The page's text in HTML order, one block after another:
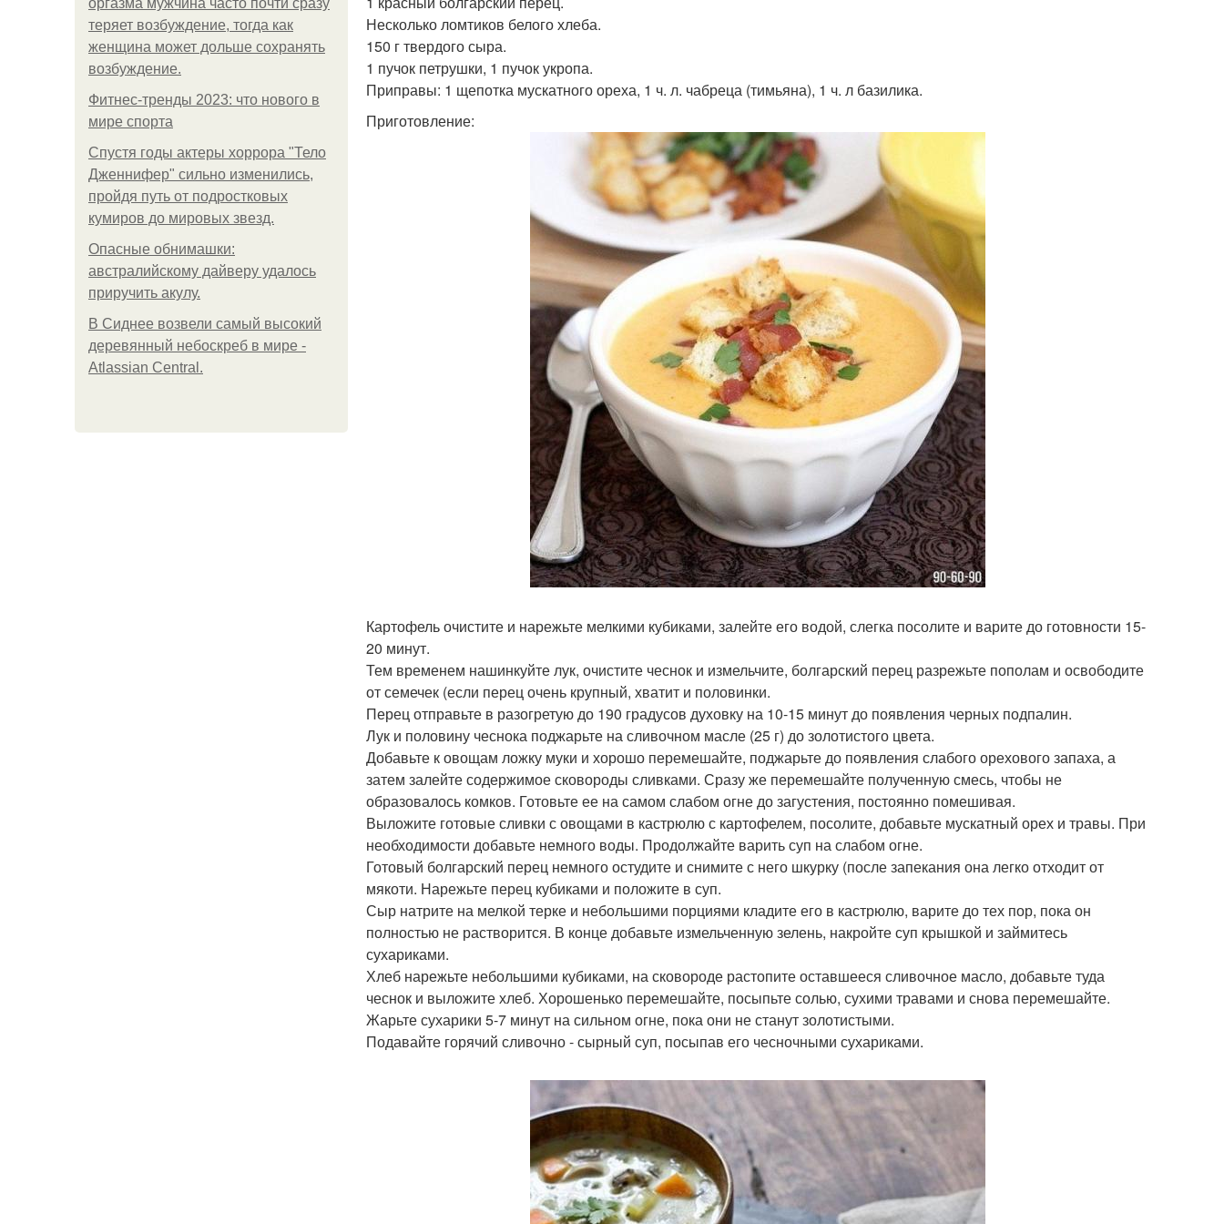
оргазма мужчина часто почти сразу
теряет возбуждение, тогда как
женщина может дольше сохранять
возбуждение.
Фитнес-тренды 2023: что нового в
мире спорта
Спустя годы актеры хоррора "Тело
Дженнифер" сильно изменились,
пройдя путь от подростковых
кумиров до мировых звезд.
Опасные обнимашки:
австралийскому дайверу удалось
приручить акулу.
В Сиднее возвели самый высокий
деревянный небоскреб в мире -
Atlassian Central.
Несколько ломтиков белого хлеба.
150 г твердого сыра.
1 пучок петрушки, 1 пучок укропа.
Приправы: 1 щепотка мускатного ореха, 1 ч. л. чабреца (тимьяна), 1 ч. л базилика.
Приготовление:
Картофель очистите и нарежьте мелкими кубиками, залейте его водой, слегка посолите и варите до готовности 15-
20 минут.
Тем временем нашинкуйте лук, очистите чеснок и измельчите, болгарский перец разрежьте пополам и освободите
от семечек (если перец очень крупный, хватит и половинки.
Перец отправьте в разогретую до 190 градусов духовку на 10-15 минут до появления черных подпалин.
Лук и половину чеснока поджарьте на сливочном масле (25 г) до золотистого цвета.
Добавьте к овощам ложку муки и хорошо перемешайте, поджарьте до появления слабого орехового запаха, а
затем залейте содержимое сковороды сливками. Сразу же перемешайте полученную смесь, чтобы не
образовалось комков. Готовьте ее на самом слабом огне до загустения, постоянно помешивая.
Выложите готовые сливки с овощами в кастрюлю с картофелем, посолите, добавьте мускатный орех и травы. При
необходимости добавьте немного воды. Продолжайте варить суп на слабом огне.
Готовый болгарский перец немного остудите и снимите с него шкурку (после запекания она легко отходит от
мякоти. Нарежьте перец кубиками и положите в суп.
Сыр натрите на мелкой терке и небольшими порциями кладите его в кастрюлю, варите до тех пор, пока он
полностью не растворится. В конце добавьте измельченную зелень, накройте суп крышкой и займитесь
сухариками.
Хлеб нарежьте небольшими кубиками, на сковороде растопите оставшееся сливочное масло, добавьте туда
чеснок и выложите хлеб. Хорошенько перемешайте, посыпьте солью, сухими травами и снова перемешайте.
Жарьте сухарики 5-7 минут на сильном огне, пока они не станут золотистыми.
Подавайте горячий сливочно - сырный суп, посыпав его чесночными сухариками.